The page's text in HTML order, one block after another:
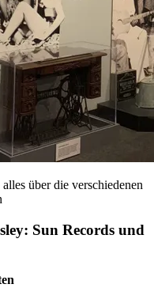
über die verschiedenen
Sun Records und